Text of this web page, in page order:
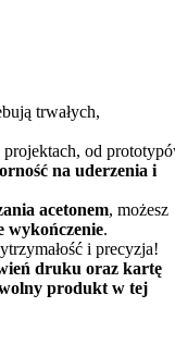
trwałych,
od
na uderzenia i
acetonem, możesz
wykończenie.
i precyzja!
druku oraz kartę
produkt w tej